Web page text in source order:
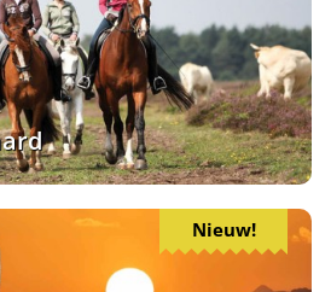
Nieuw!